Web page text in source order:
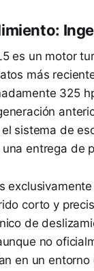
es un motor
más
325
sistema de
entrega de
corto y
de
no
en un